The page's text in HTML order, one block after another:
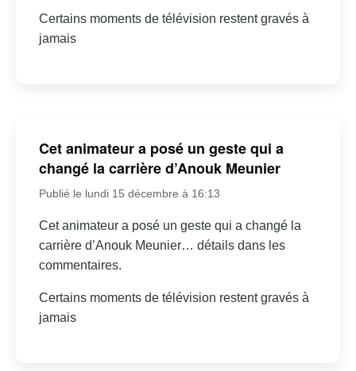
Certains moments de télévision restent gravés à
jamais
Cet animateur a posé un geste qui a
changé la carrière d’Anouk Meunier
Publié le lundi 15 décembre à 16:13
Cet animateur a posé un geste qui a changé la
carrière d’Anouk Meunier… détails dans les
commentaires.
Certains moments de télévision restent gravés à
jamais